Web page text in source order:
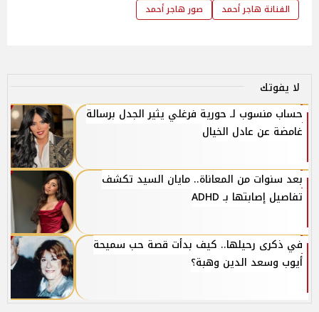
الفنانة هاجر أحمد
صور هاجر أحمد
لا يفوتك
حساب منسوب لـ حورية فرغلي يثير الجدل برسالة
غامضة عن عادل الخيال
بعد سنوات من المعاناة.. مايان السيد تكشف
تفاصيل إصابتها بـ ADHD
في ذكرى رحيلها.. كيف بدأت قصة حب سميحة
أيوب وسعد الدين وهبة؟